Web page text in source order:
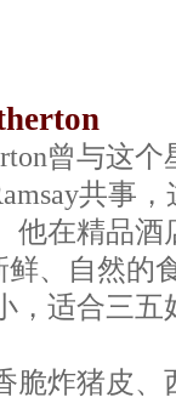
曾与这
共事
他在精品酒
鲜、自然的
，适合三五
脆炸猪皮、